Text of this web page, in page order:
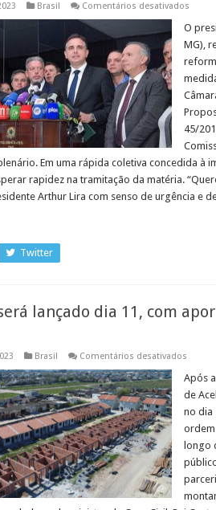
Brasil Comentários desativados
chega
ao
e
fala
em
O
MG),
45/
Em uma rápida coletiva concedida à
rapidez na tramitação da matéria.
Arthur Lira com senso de urgência e
Twitter
lançado dia 11, com
Brasil Comentários desativados
PAC
será
dia
11,
com
de
R$
bi
União
Após
de
no dia
longo